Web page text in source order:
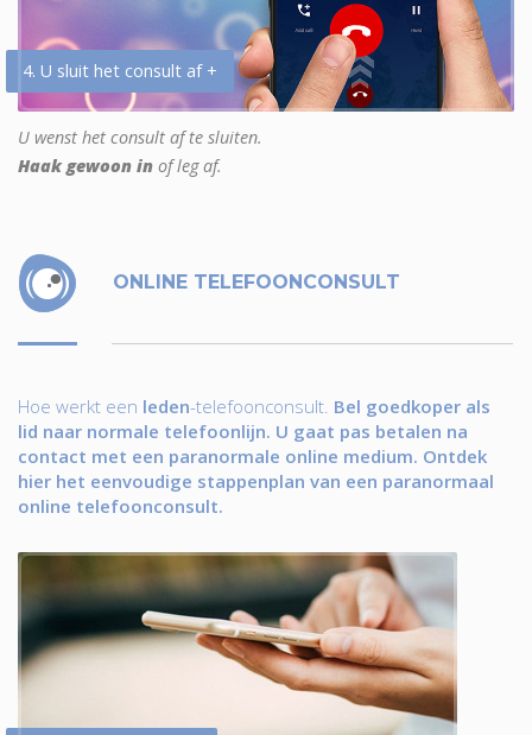
4. U sluit het consult af +
U wenst het consult af te sluiten.
Haak gewoon in of leg af.
ONLINE TELEFOONCONSULT
Hoe werkt een leden-telefoonconsult. Bel goedkoper als
lid naar normale telefoonlijn. U gaat pas betalen na
contact met een paranormale online medium. Ontdek
hier het eenvoudige stappenplan van een paranormaal
online telefoonconsult.